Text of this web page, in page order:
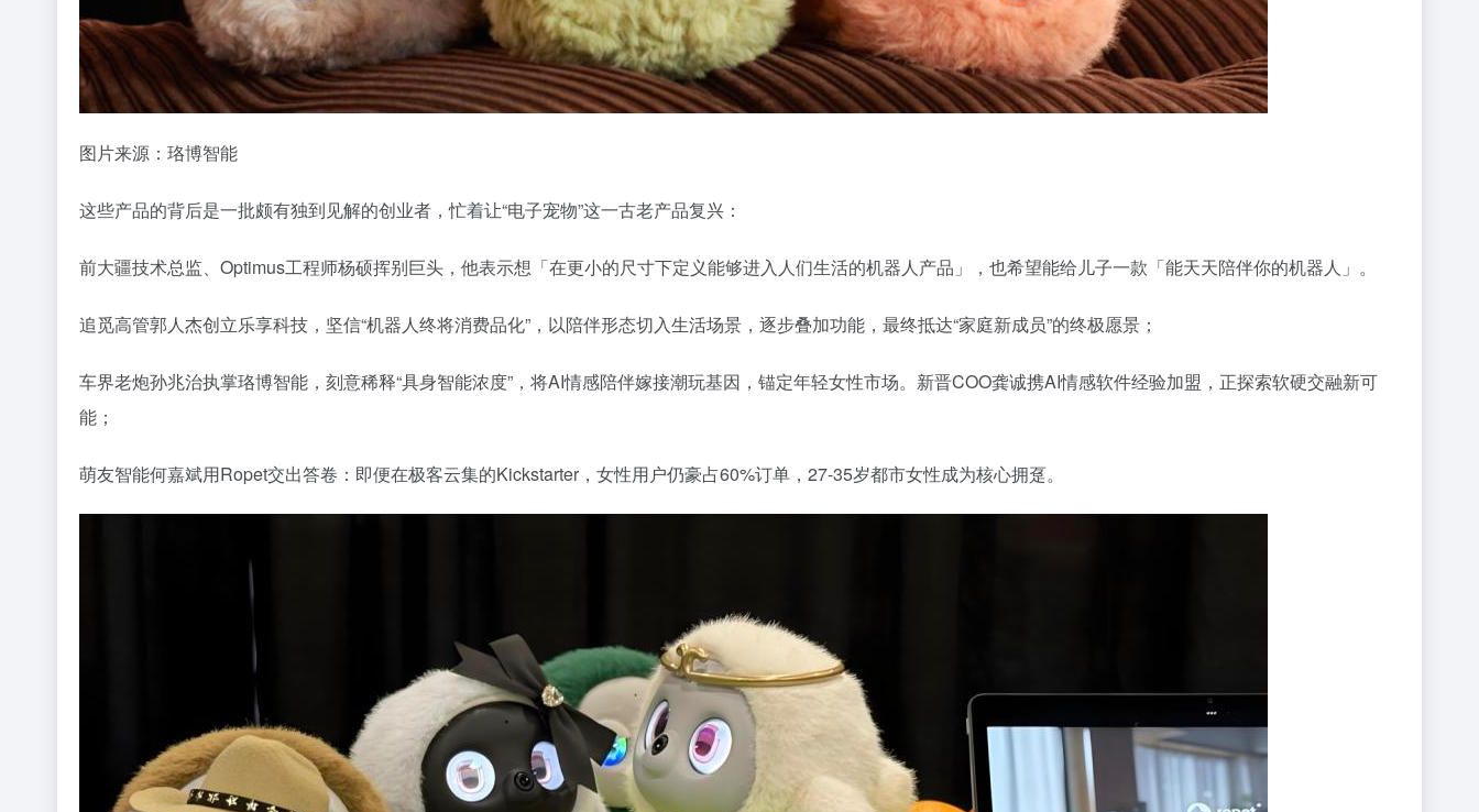
图片来源：珞博智能
这些产品的背后是一批颇有独到见解的创业者，忙着让“电子宠物”这一古老产品复兴：
前大疆技术总监、Optimus工程师杨硕挥别巨头，他表示想「在更小的尺寸下定义能够进入人们生活的机器人产品」，也希望能给儿子一款「能天天陪伴你的机器人」。
追觅高管郭人杰创立乐享科技，坚信“机器人终将消费品化”，以陪伴形态切入生活场景，逐步叠加功能，最终抵达“家庭新成员”的终极愿景；
车界老炮孙兆治执掌珞博智能，刻意稀释“具身智能浓度”，将AI情感陪伴嫁接潮玩基因，锚定年轻女性市场。新晋COO龚诚携AI情感软件经验加盟，正探索软硬交融新可
能；
萌友智能何嘉斌用Ropet交出答卷：即便在极客云集的Kickstarter，女性用户仍豪占60%订单，27-35岁都市女性成为核心拥趸。